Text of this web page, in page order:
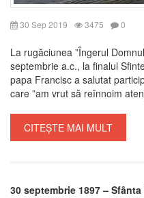
30 Sep 2019 3475 0
La rugăciunea ”Îngerul
septembrie a.c., la finalul
papa Francisc a salutat
care ”am vrut să reînnoim
CITEȘTE MAI MULT
30 septembrie 1897 –